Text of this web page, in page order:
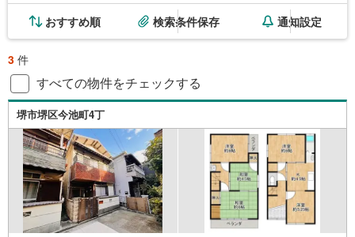
おすすめ順 検索条件保存 通知設定
3 件
すべての物件をチェックする
堺市堺区今池町4丁